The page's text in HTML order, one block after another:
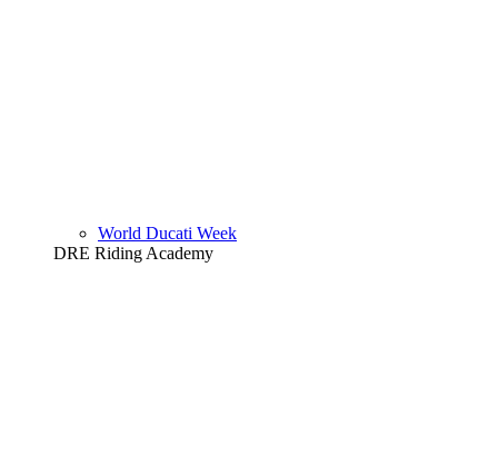
World Ducati Week
DRE Riding Academy